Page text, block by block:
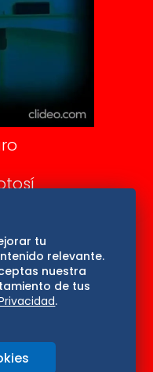
tu
relevante.
nuestra
de tus
.